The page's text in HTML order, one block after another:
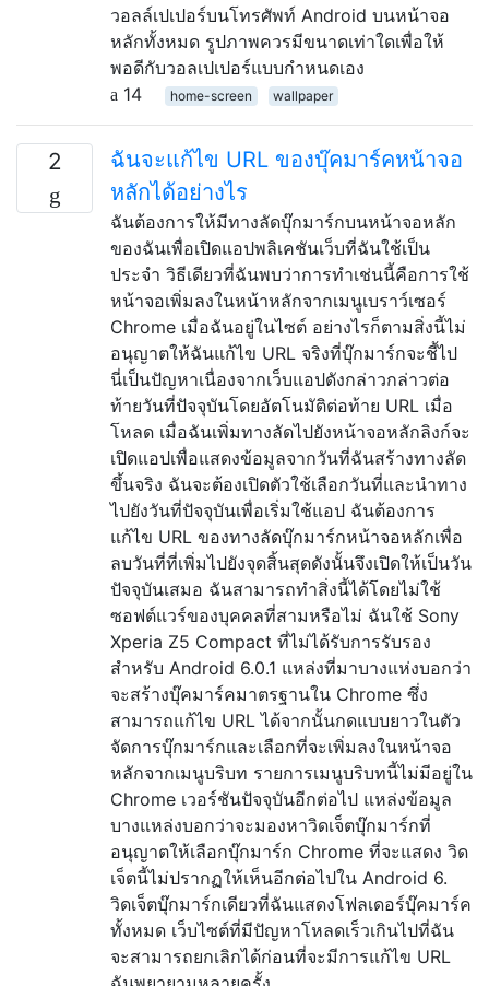
วอลล์เปเปอร์บนโทรศัพท์ Android บนหน้าจอ
หลักทั้งหมด รูปภาพควรมีขนาดเท่าใดเพื่อให้
พอดีกับวอลเปเปอร์แบบกำหนดเอง
14
home-screen wallpaper
2
ฉันจะแก้ไข URL ของบุ๊คมาร์คหน้าจอ
หลักได้อย่างไร
ฉันต้องการให้มีทางลัดบุ๊กมาร์กบนหน้าจอหลัก
ของฉันเพื่อเปิดแอปพลิเคชันเว็บที่ฉันใช้เป็น
ประจำ วิธีเดียวที่ฉันพบว่าการทำเช่นนี้คือการใช้
หน้าจอเพิ่มลงในหน้าหลักจากเมนูเบราว์เซอร์
Chrome เมื่อฉันอยู่ในไซต์ อย่างไรก็ตามสิ่งนี้ไม่
อนุญาตให้ฉันแก้ไข URL จริงที่บุ๊กมาร์กจะชี้ไป
นี่เป็นปัญหาเนื่องจากเว็บแอปดังกล่าวกล่าวต่อ
ท้ายวันที่ปัจจุบันโดยอัตโนมัติต่อท้าย URL เมื่อ
โหลด เมื่อฉันเพิ่มทางลัดไปยังหน้าจอหลักลิงก์จะ
เปิดแอปเพื่อแสดงข้อมูลจากวันที่ฉันสร้างทางลัด
ขึ้นจริง ฉันจะต้องเปิดตัวใช้เลือกวันที่และนำทาง
ไปยังวันที่ปัจจุบันเพื่อเริ่มใช้แอป ฉันต้องการ
แก้ไข URL ของทางลัดบุ๊กมาร์กหน้าจอหลักเพื่อ
ลบวันที่ที่เพิ่มไปยังจุดสิ้นสุดดังนั้นจึงเปิดให้เป็นวัน
ปัจจุบันเสมอ ฉันสามารถทำสิ่งนี้ได้โดยไม่ใช้
ซอฟต์แวร์ของบุคคลที่สามหรือไม่ ฉันใช้ Sony
Xperia Z5 Compact ที่ไม่ได้รับการรับรอง
สำหรับ Android 6.0.1 แหล่งที่มาบางแห่งบอกว่า
จะสร้างบุ๊คมาร์คมาตรฐานใน Chrome ซึ่ง
สามารถแก้ไข URL ได้จากนั้นกดแบบยาวในตัว
จัดการบุ๊กมาร์กและเลือกที่จะเพิ่มลงในหน้าจอ
หลักจากเมนูบริบท รายการเมนูบริบทนี้ไม่มีอยู่ใน
Chrome เวอร์ชันปัจจุบันอีกต่อไป แหล่งข้อมูล
บางแหล่งบอกว่าจะมองหาวิดเจ็ตบุ๊กมาร์กที่
อนุญาตให้เลือกบุ๊กมาร์ก Chrome ที่จะแสดง วิด
เจ็ตนี้ไม่ปรากฏให้เห็นอีกต่อไปใน Android 6.
วิดเจ็ตบุ๊กมาร์กเดียวที่ฉันแสดงโฟลเดอร์บุ๊คมาร์ค
ทั้งหมด เว็บไซต์ที่มีปัญหาโหลดเร็วเกินไปที่ฉัน
จะสามารถยกเลิกได้ก่อนที่จะมีการแก้ไข URL